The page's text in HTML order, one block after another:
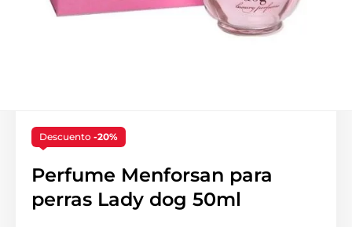
Descuento -20%
Perfume Menforsan para
perras Lady dog 50ml